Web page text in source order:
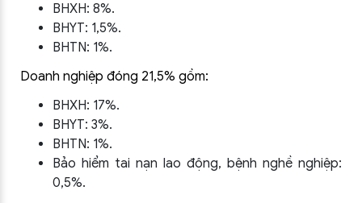
BHXH: 8%.
BHYT: 1,5%.
BHTN: 1%.
Doanh nghiệp đóng 21,5% gồm:
BHXH: 17%.
BHYT: 3%.
BHTN: 1%.
Bảo hiểm tai nạn lao động, bệnh nghề nghiệp:
0,5%.